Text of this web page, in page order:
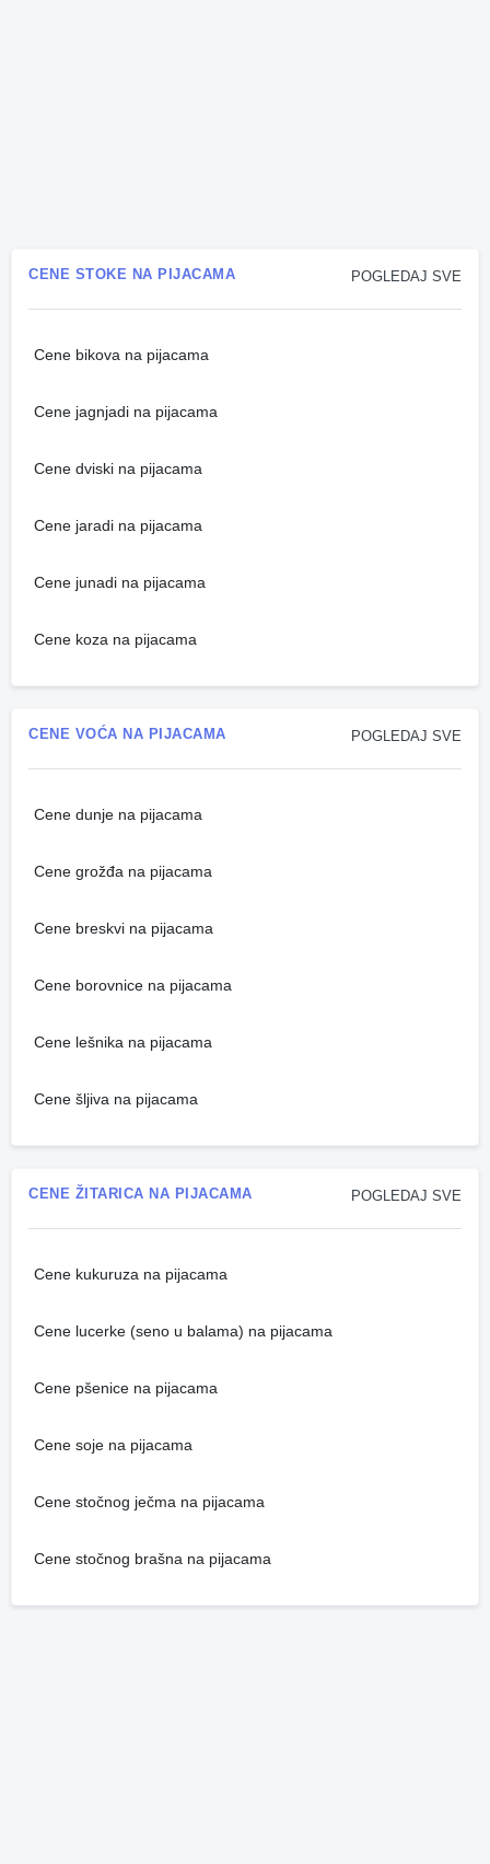
POGLEDAJ SVE
CENE STOKE NA PIJACAMA
Cene bikova na pijacama
Cene jagnjadi na pijacama
Cene dviski na pijacama
Cene jaradi na pijacama
Cene junadi na pijacama
Cene koza na pijacama
POGLEDAJ SVE
CENE VOĆA NA PIJACAMA
Cene dunje na pijacama
Cene grožđa na pijacama
Cene breskvi na pijacama
Cene borovnice na pijacama
Cene lešnika na pijacama
Cene šljiva na pijacama
POGLEDAJ SVE
CENE ŽITARICA NA PIJACAMA
Cene kukuruza na pijacama
Cene lucerke (seno u balama) na pijacama
Cene pšenice na pijacama
Cene soje na pijacama
Cene stočnog ječma na pijacama
Cene stočnog brašna na pijacama